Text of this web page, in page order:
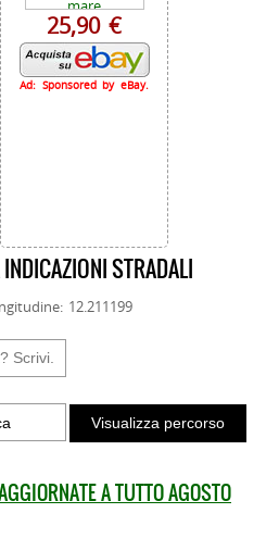
25,90 €
Ad: Sponsored by eBay.
STRADALI
12.211199
A TUTTO AGOSTO